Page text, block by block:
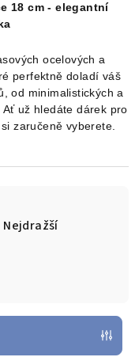
18 cm - elegantní
ocelových a
perfektně doladí váš
od minimalistických a
už hledáte dárek pro
zaručeně vyberete.
Nejdražší